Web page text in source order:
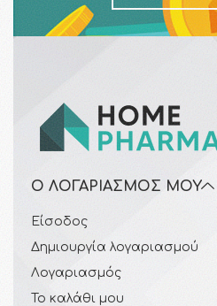
Ο ΛΟΓΑΡΙΑΣΜΌΣ ΜΟΥ
Είσοδος
Δημιουργία λογαριασμού
Λογαριασμός
Το καλάθι μου